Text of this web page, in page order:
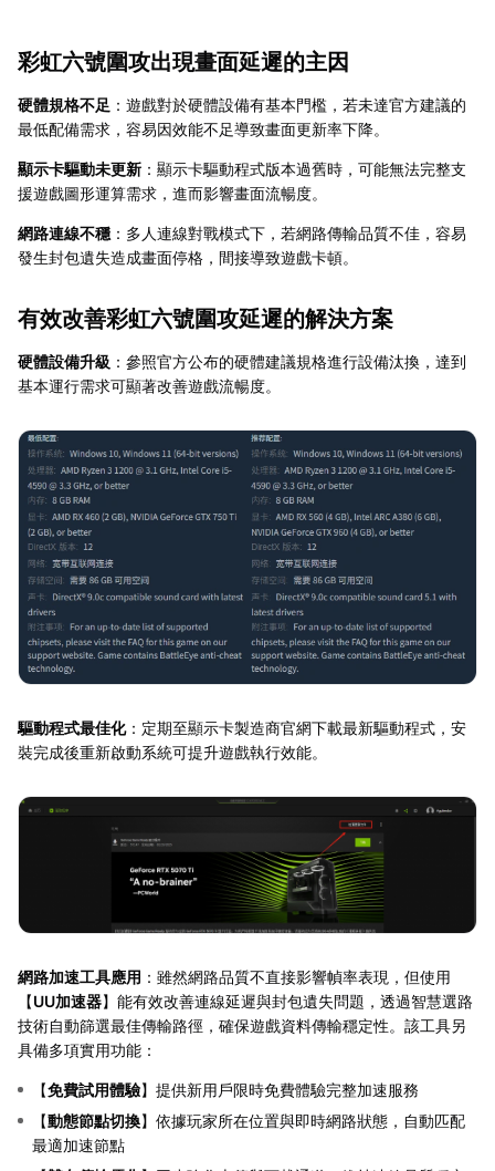
彩虹六號圍攻出現畫面延遲的主因
硬體規格不足 ：遊戲對於硬體設備有基本門檻，若未達官方建議的
最低配備需求，容易因效能不足導致畫面更新率下降。
顯示卡驅動未更新 ：顯示卡驅動程式版本過舊時，可能無法完整支
援遊戲圖形運算需求，進而影響畫面流暢度。
網路連線不穩 ：多人連線對戰模式下，若網路傳輸品質不佳，容易
發生封包遺失造成畫面停格，間接導致遊戲卡頓。
有效改善彩虹六號圍攻延遲的解決方案
硬體設備升級 ：參照官方公布的硬體建議規格進行設備汰換，達到
基本運行需求可顯著改善遊戲流暢度。
驅動程式最佳化：定期至顯示卡製造商官網下載最新驅動程式，安
裝完成後重新啟動系統可提升遊戲執行效能。
網路加速工具應用 ：雖然網路品質不直接影響幀率表現，但使用
【UU加速器】能有效改善連線延遲與封包遺失問題，透過智慧選路
技術自動篩選最佳傳輸路徑，確保遊戲資料傳輸穩定性。該工具另
具備多項實用功能：
【免費試用體驗】提供新用戶限時免費體驗完整加速服務
【動態節點切換】依據玩家所在位置與即時網路狀態，自動匹配
最適加速節點